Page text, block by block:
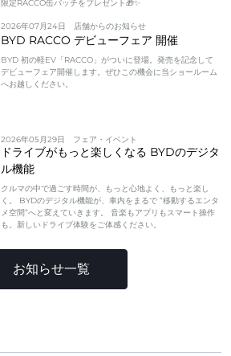
限定RACCO缶バッチをプレゼント🎁✨
2026年07月24日 店舗からのお知らせ
BYD RACCO デビューフェア 開催
BYD 初の軽EV「RACCO」がついに登場。発売を記念して
デビューフェア開催します。ぜひこの機会に当ショールーム
へお越しください。
2026年05月29日 フェア・イベント
ドライブがもっと楽しくなる BYDのデジタ
ル機能
クルマの中で過ごす時間が、もっと心地よく、もっと楽し
く。 BYDのデジタル機能が、車内をまるで “移動するエンタ
メ空間”へと変えていきます。 音楽もアプリもスマート操作
も。新しいドライブ体験をご体感ください。
お知らせ一覧